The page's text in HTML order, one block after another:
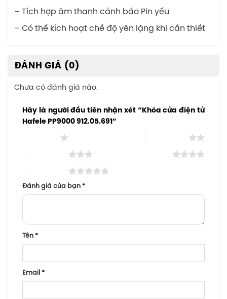
– Tích hợp âm thanh cảnh báo Pin yếu
– Có thể kích hoạt chế độ yên lặng khi cần thiết
ĐÁNH GIÁ (0)
Chưa có đánh giá nào.
Hãy là người đầu tiên nhận xét “Khóa cửa điện tử
Hafele PP9000 912.05.691”
Đánh giá của bạn *
Tên *
Email *